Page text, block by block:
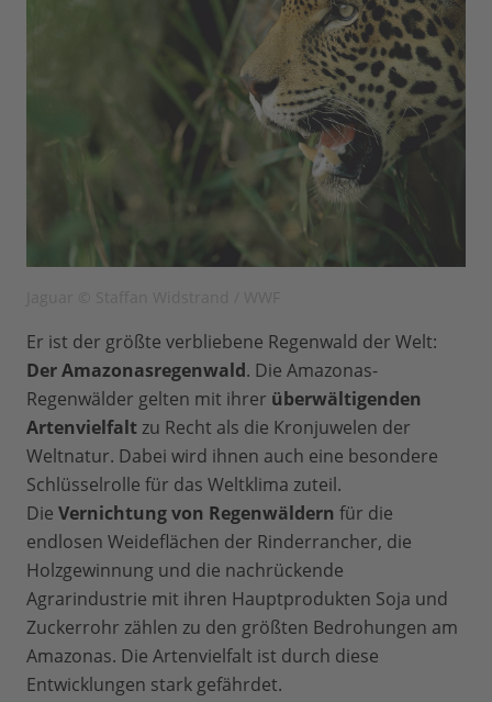
Er ist der größte verbliebene Regenwald der Welt:
Der Amazonasregenwald. Die Amazonas-
Regenwälder gelten mit ihrer überwältigenden
Artenvielfaltzu Recht als die Kronjuwelen der
Weltnatur. Dabei wird ihnen auch eine besondere
Schlüsselrolle für das Weltklima zuteil.
Die Vernichtung von Regenwäldern für die
endlosen Weideflächen der Rinderrancher, die
Holzgewinnung und die nachrückende
Agrarindustrie mit ihren Hauptprodukten Soja und
Zuckerrohr zählen zu den größten Bedrohungen am
Amazonas. Die Artenvielfalt ist durch diese
Entwicklungen stark gefährdet.